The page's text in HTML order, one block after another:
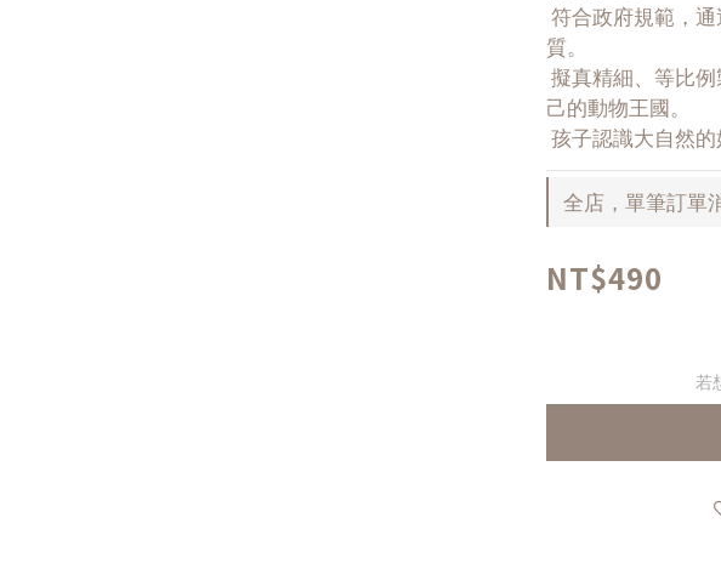
質。
己的動物王國。
孩子認識大自然的
全店，單筆訂單
NT$490
若